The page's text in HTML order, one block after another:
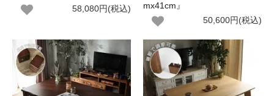
58,080円(税込)
mx41cm』
50,600円(税込)